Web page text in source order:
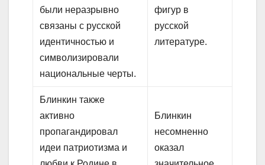
были неразрывно
связаны с русской
идентичностью и
символизировали
национальные черты.
фигур в
русской
литературе.
Блинкин также
активно
пропагандировал
идеи патриотизма и
Блинкин
несомненно
оказал